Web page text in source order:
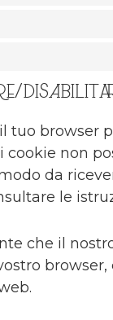
tuo browser
non
da
le
che il